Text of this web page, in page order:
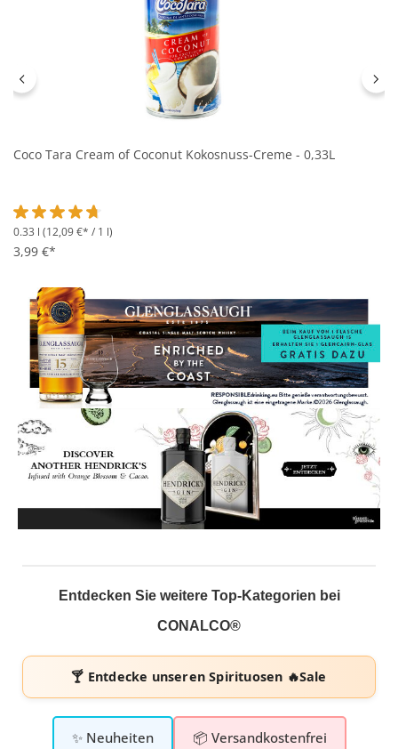
Coco Tara Cream of Coconut Kokosnuss-Creme - 0,33L
Durchschnittliche Bewertung von 4.8 von 5 Sternen
0.33 l (12,09 €* / 1 l)
3,99 €*
Entdecken Sie weitere Top-Kategorien bei
CONALCO®
🍸 Entdecke unserenSpirituosen 🔥Sale
✨ Neuheiten 📦 Versandkostenfrei